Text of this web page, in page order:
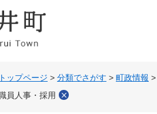
トップページ > 分類でさがす > 町政情報 >
員人事・採用